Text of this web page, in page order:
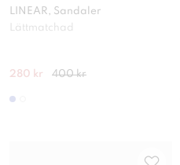
LINEAR, Sandaler
Lättmatchad
280 kr 400 kr